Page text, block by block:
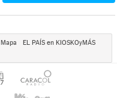
Mapa
EL PAÍS en KIOSKOyMÁS